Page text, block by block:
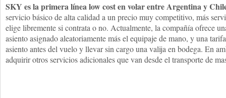
SKY es la primera línea low cost en volar entre Argentina y
servicio básico de alta calidad a un precio muy competitivo, más
elige libremente si contrata o no. Actualmente, la compañía ofrece
asiento asignado aleatoriamente más el equipaje de mano, y una
asiento antes del vuelo y llevar sin cargo una valija en bodega. En
adquirir otros servicios adicionales que van desde el transporte de